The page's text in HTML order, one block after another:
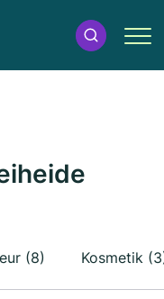
(8) Kosmetik